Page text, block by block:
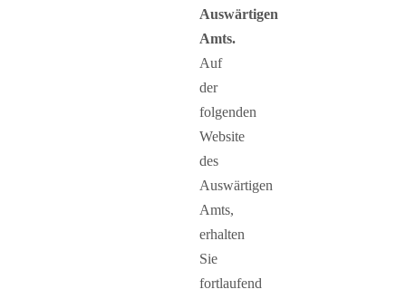
Auswärtigen
Amts.
Auf
der
folgenden
Website
des
Auswärtigen
Amts,
erhalten
Sie
fortlaufend